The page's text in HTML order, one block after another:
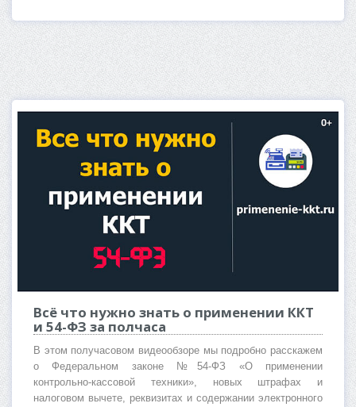
Всё что нужно знать о применении ККТ
и 54-ФЗ за полчаса
В этом получасовом видеообзоре мы подробно расскажем
о Федеральном законе №54-ФЗ «О применении
контрольно-кассовой техники», новых штрафах и
налоговом вычете, реквизитах и содержании электронного